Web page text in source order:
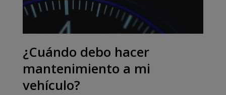
¿Cuándo debo hacer
mantenimiento a mi
vehículo?